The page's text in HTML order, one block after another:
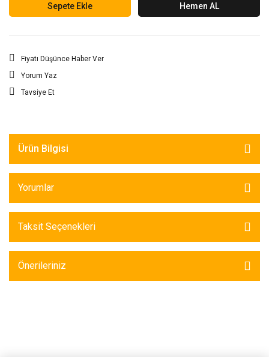
Sepete Ekle Hemen AL
Fiyatı Düşünce Haber Ver
Yorum Yaz
Tavsiye Et
Ürün Bilgisi
Yorumlar
Taksit Seçenekleri
Önerileriniz